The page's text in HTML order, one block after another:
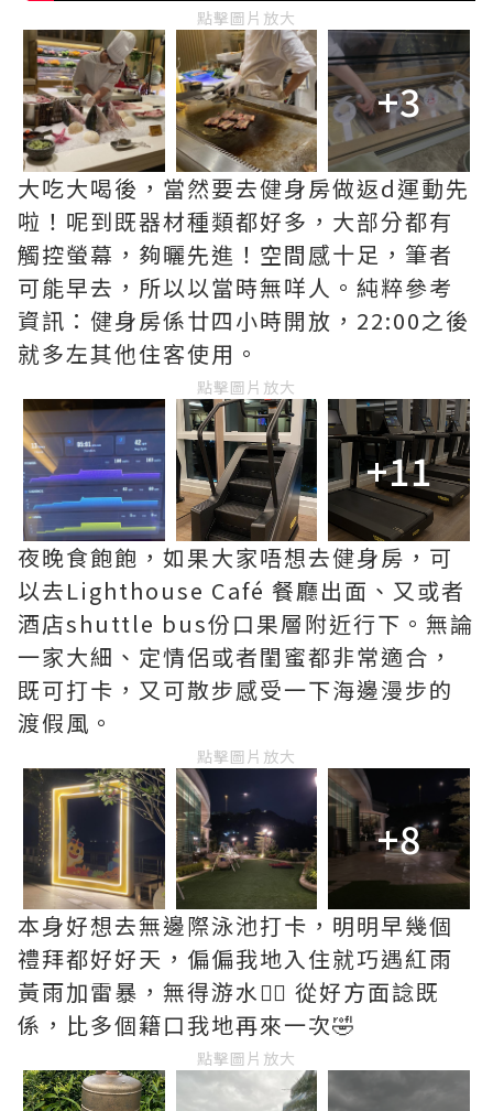
點擊圖片放大
+3
大吃大喝後，當然要去健身房做返d運動先
啦！呢到既器材種類都好多，大部分都有
觸控螢幕，夠曬先進！空間感十足，筆者
可能早去，所以以當時無咩人。純粹參考
資訊：健身房係廿四小時開放，22:00之後
就多左其他住客使用。
點擊圖片放大
+11
夜晚食飽飽，如果大家唔想去健身房，可
以去Lighthouse Café 餐廳出面、又或者
酒店shuttle bus份口果層附近行下。無論
一家大細、定情侶或者閨蜜都非常適合，
既可打卡，又可散步感受一下海邊漫步的
渡假風。
點擊圖片放大
+8
本身好想去無邊際泳池打卡，明明早幾個
禮拜都好好天，偏偏我地入住就巧遇紅雨
黃雨加雷暴，無得游水😮‍💨 從好方面諗既
係，比多個籍口我地再來一次🤣
點擊圖片放大